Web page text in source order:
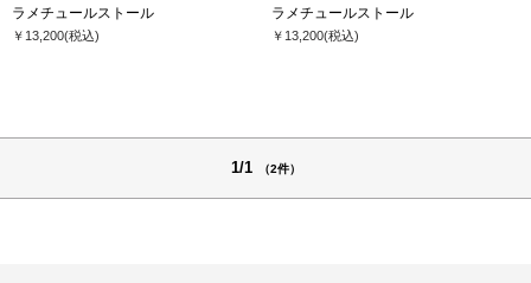
ラメチュールストール
￥13,200(税込)
ラメチュールストール
￥13,200(税込)
1/1 （2件）